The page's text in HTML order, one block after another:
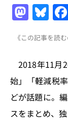
M
a
st
o
d
o
n
Bl
u
e
s
k
y
《この記事を読
2018年11月
始」「軽減税
どが話題に。
スをまとめ、